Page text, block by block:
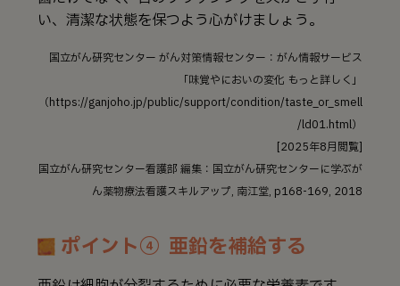
い、清潔な状態を保つよう心がけましょう。
国立がん研究センター がん対策情報センター：がん情報サービス
「味覚やにおいの変化 もっと詳しく」
（https://ganjoho.jp/public/support/condition/taste_or_smell
/ld01.html）
[2025年8月閲覧]
国立がん研究センター看護部 編集：国立がん研究センターに学ぶが
ん薬物療法看護スキルアップ, 南江堂, p168-169, 2018
ポイント④ 亜鉛を補給する